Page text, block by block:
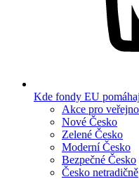
Kde fondy EU
Akce pro
Nové Česko
Zelené Česko
Moderní Česko
Bezpečné Česko
Česko netradičně